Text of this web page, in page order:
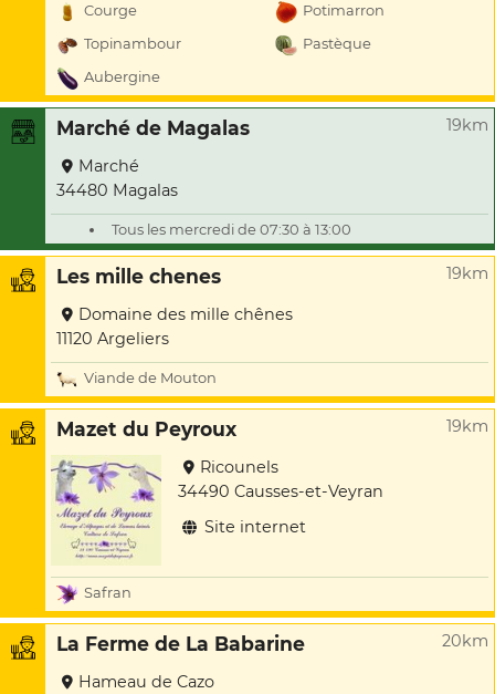
Courge
Potimarron
Topinambour
Pastèque
Aubergine
Marché de Magalas 19km
Marché
34480 Magalas
Tous les mercredi de 07:30 à 13:00
Les mille chenes 19km
Domaine des mille chênes
11120 Argeliers
Viande de Mouton
Mazet du Peyroux 19km
Ricounels
34490 Causses-et-Veyran
Site internet
Safran
La Ferme de La Babarine 20km
Hameau de Cazo